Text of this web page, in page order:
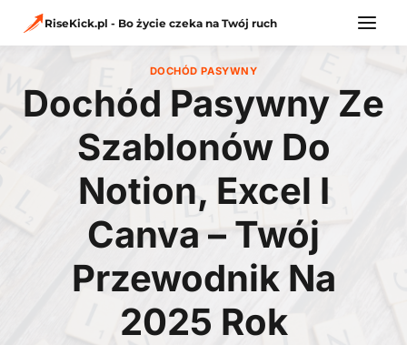
RiseKick.pl - Bo życie czeka na Twój ruch
DOCHÓD PASYWNY
Dochód Pasywny Ze
Szablonów Do
Notion, Excel I
Canva – Twój
Przewodnik Na
2025 Rok